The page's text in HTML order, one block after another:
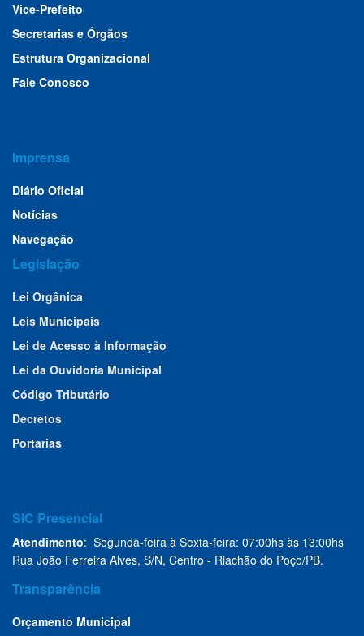
Vice-Prefeito
Secretarias e Órgãos
Estrutura Organizacional
Fale Conosco
Imprensa
Diário Oficial
Notícias
Navegação
Legislação
Lei Orgânica
Leis Municipais
Lei de Acesso à Informação
Lei da Ouvidoria Municipal
Código Tributário
Decretos
Portarias
SIC Presencial
Atendimento: Segunda-feira à Sexta-feira: 07:00hs às 13:00hs
Rua João Ferreira Alves, S/N, Centro - Riachão do Poço/PB.
Transparência
Orçamento Municipal